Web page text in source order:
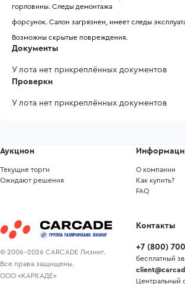
горловины. Следы демонтажа
форсунок. Салон загрязнен, имеет следы
Возможны скрытые повреждения.
Документы
У лота нет прикреплённых документов
Проверки
У лота нет прикреплённых документов
© 2006-2026 CARCADE Лизинг.
Все права защищены.
ООО «КАРКАДЕ»
Аукцион
Текущие торги
Ожидают решения
О компании
Как купить?
FAQ
Контакты
+7 (800)
бесплатный
Центральный